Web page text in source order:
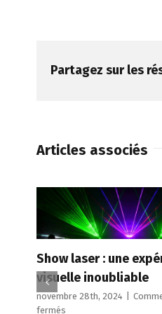
Partagez sur les
Articles associés
Show laser : une
visuelle inoubliable
novembre 28th, 2024
fermés